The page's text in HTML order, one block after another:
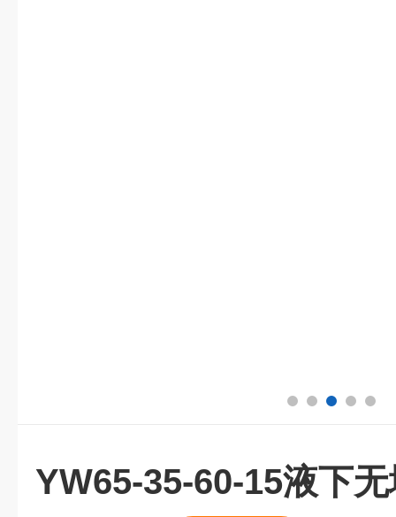
YW65-35-60-15液下